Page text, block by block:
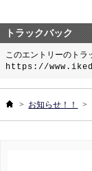
トラックバック
このエントリーのトラ
https://
ホーム
> お知らせ！！ >